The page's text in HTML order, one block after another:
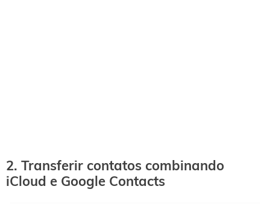
2. Transferir contatos combinando
iCloud e Google Contacts